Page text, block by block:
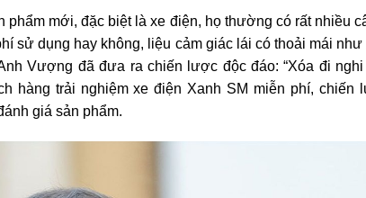
phẩm mới, đặc biệt là xe điện, họ thường có rất nhiều
sử dụng hay không, liệu cảm giác lái có thoải mái
Vượng đã đưa ra chiến lược độc đáo: “Xóa đi
hàng trải nghiệm xe điện Xanh SM miễn phí, chiến
giá sản phẩm.